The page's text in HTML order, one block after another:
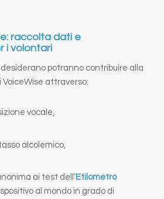
raccolta dati e
i volontari
desiderano potranno contribuire alla
attraverso:
vocale,
alcolemico,
ai test dell’Etilometro
al mondo in grado di